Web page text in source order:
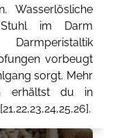
Wasserlösliche
Stuhl im Darm
vorbeugt
sorgt. Mehr
erhältst du in
21,22,23,24,25,26].